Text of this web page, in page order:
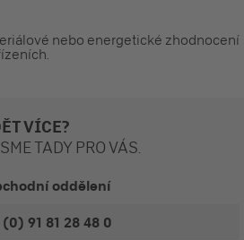
nebo energetické zhodnocení
VÍCE?
TADY PRO VÁS.
oddělení
(0) 91 81 28 48 0